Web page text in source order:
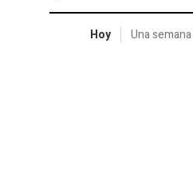
Hoy Una semana